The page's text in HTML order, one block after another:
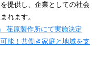
提供し、企業としての社会
れます。
荏原製作所にて実施決定
能！共働き家庭と地域を支